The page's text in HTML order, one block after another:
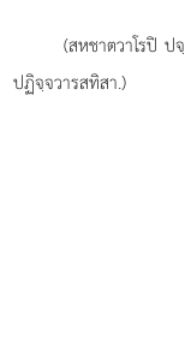
(สหชาตวาโรปิ ป
ปฏิจฺจวารสทิสา.)